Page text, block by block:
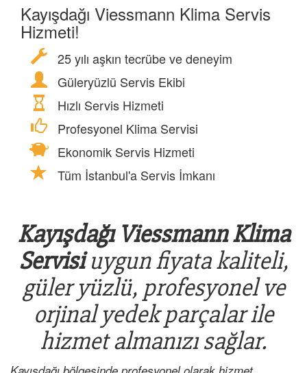
Kayışdağı Viessmann Klima Servis
Hizmeti!
25 yılı aşkın tecrübe ve deneyim
Güleryüzlü Servis Ekibi
Hızlı Servis Hizmeti
Profesyonel Klima Servisi
Ekonomik Servis Hizmeti
Tüm İstanbul'a Servis İmkanı
Kayışdağı Viessmann Klima
Servisiuygun fiyata kaliteli,
güler yüzlü, profesyonel ve
orjinal yedek parçalar ile
hizmet almanızı sağlar.